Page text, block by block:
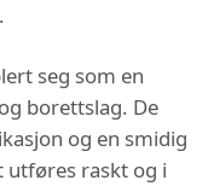
seg som en
borettslag. De
og en smidig
utføres raskt og i